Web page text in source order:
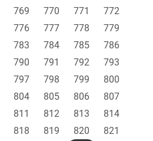
769 770 771
772
776 777 778
779
783 784 785
786
790 791 792
793
797 798 799
800
804 805 806
807
811 812 813
814
818 819 820
821